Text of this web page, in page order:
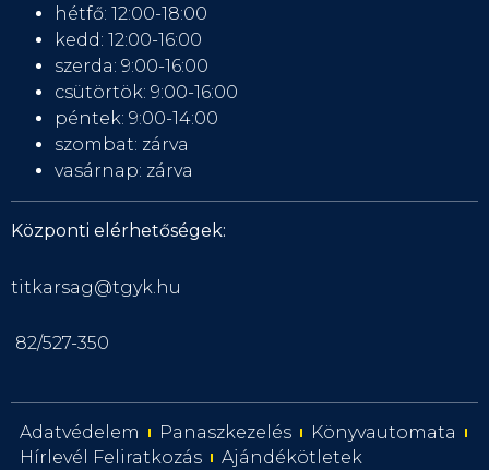
hétfő: 12:00-18:00
kedd: 12:00-16:00
szerda: 9:00-16:00
csütörtök: 9:00-16:00
péntek: 9:00-14:00
szombat: zárva
vasárnap: zárva
Központi elérhetőségek:
titkarsag@tgyk.hu
82/527-350
Adatvédelem Panaszkezelés
Könyvautomata
Hírlevél Feliratkozás
Ajándékötletek